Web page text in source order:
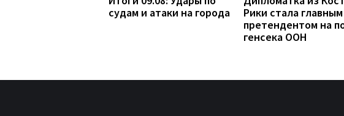
судам и атаки на города
Рики стала главным
претендентом на
генсека ООН